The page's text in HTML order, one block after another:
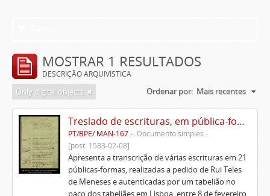
MOSTRAR 1 RESULTADOS
DESCRIÇÃO ARQUIVÍSTICA
Only digital objects Ordenar por: Mais recentes
Treslado de escrituras, em pública-forma, de Rui Teles de Meneses
PT/BPE/ MAN-167
Documento simples
[post. 1583-02-08]
Apresenta a transcrição de várias escrituras em 21
públicas-formas, realizadas a pedido de Rui Teles
de Meneses e autenticadas por um tabelião no
paço dos tabeliães em Lisboa, entre 8 de fevereiro